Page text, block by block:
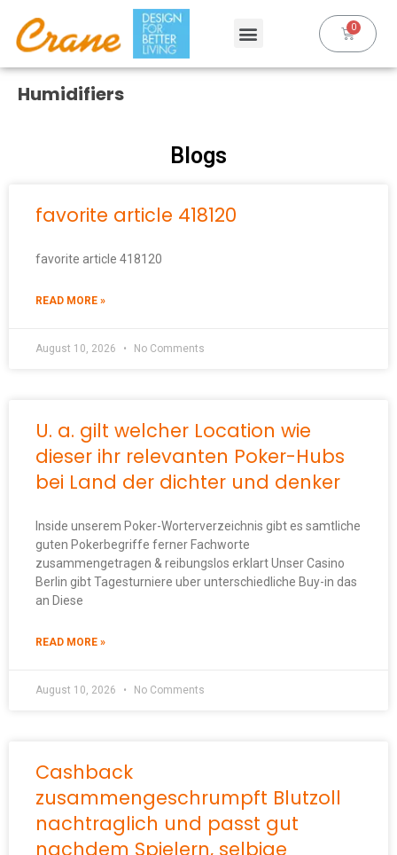
Humidifiers
Blogs
favorite article 418120
favorite article 418120
READ MORE »
August 10, 2026 No Comments
U. a. gilt welcher Location wie
dieser ihr relevanten Poker-Hubs
bei Land der dichter und denker
Inside unserem Poker-Worterverzeichnis gibt es samtliche
guten Pokerbegriffe ferner Fachworte
zusammengetragen & reibungslos erklart Unser Casino
Berlin gibt Tagesturniere uber unterschiedliche Buy-in das
an Diese
READ MORE »
August 10, 2026 No Comments
Cashback
zusammengeschrumpft Blutzoll
nachtraglich und passt gut
nachdem Spielern, selbige